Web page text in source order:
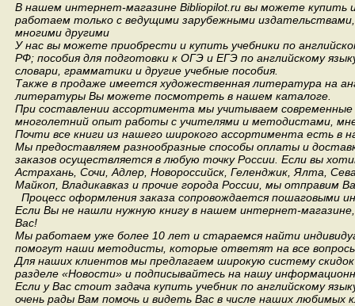
В нашем интернет-магазине Bibliopilot.ru вы можете купить
работаем только с ведущими зарубежными издательствами,
многими другими
У нас вы можете приобрести и купить учебники по
РФ; пособия для подготовки к ОГЭ и ЕГЭ по английскому
словари, грамматики и другие учебные пособия.
Также в продаже имеется художественная литература на
литературы Вы можете посмотреть в нашем каталоге.
При составлении ассортимента мы учитываем
многолетний опыт работы с учителями и методистами,
Почти все книги из нашего широкого ассортимента есть в
Мы предоставляем разнообразные способы оплаты и
заказов осуществляется в любую точку России. Если вы
Астрахань, Сочи, Адлер, Новороссийск, Геленджик, Ялта,
Майкоп, Владикавказ и прочие города России, мы отправим
Процесс оформления заказа сопровождается пошаговыми
Если Вы не нашли нужную книгу в нашем интернет-
Вас!
Мы работаем уже более 10 лет и стараемся найти
помогут наши методисты, которые ответят на все
Для наших клиентов мы предлагаем широкую систему
разделе «Новости» и подписывайтесь на нашу
Если у Вас стоит задача купить учебник по английскому
очень рады Вам помочь и видеть Вас в числе наших любимых